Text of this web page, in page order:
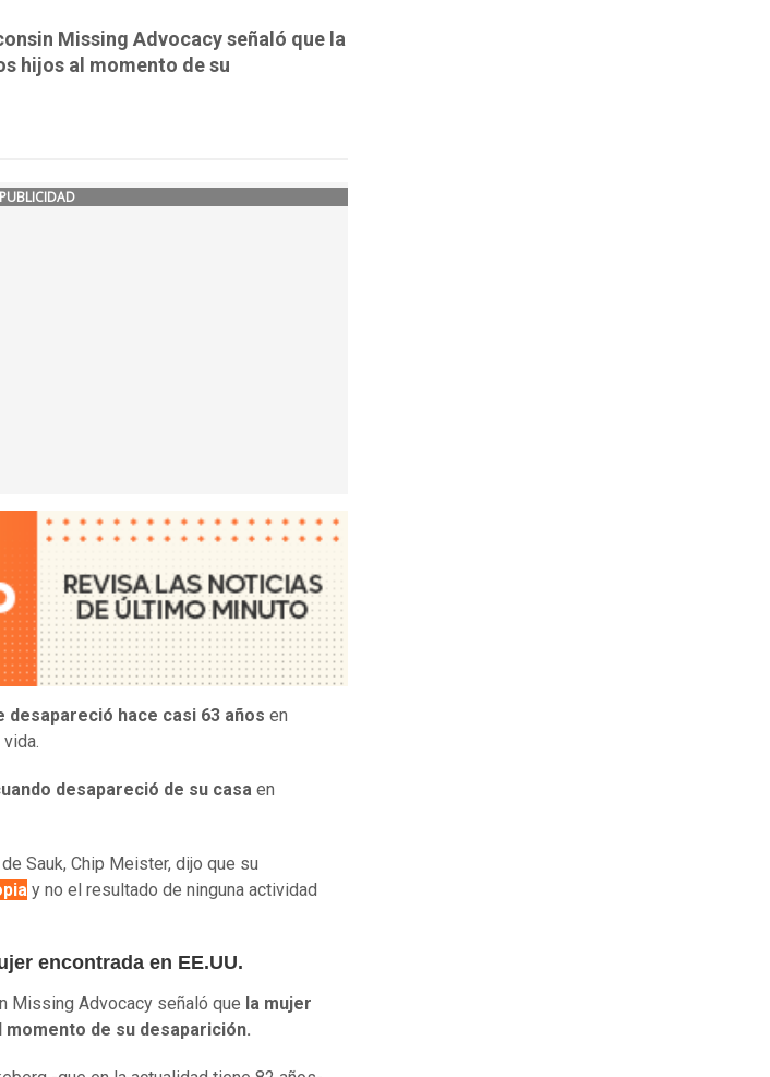
Missing Advocacy señaló que la
hijos al momento de su
PUBLICIDAD
desapareció hace casi 63 años en
desapareció de su casa en
Sauk, Chip Meister, dijo que su
y no el resultado de ninguna actividad
encontrada en EE.UU.
Missing Advocacy señaló que la mujer
de su desaparición.